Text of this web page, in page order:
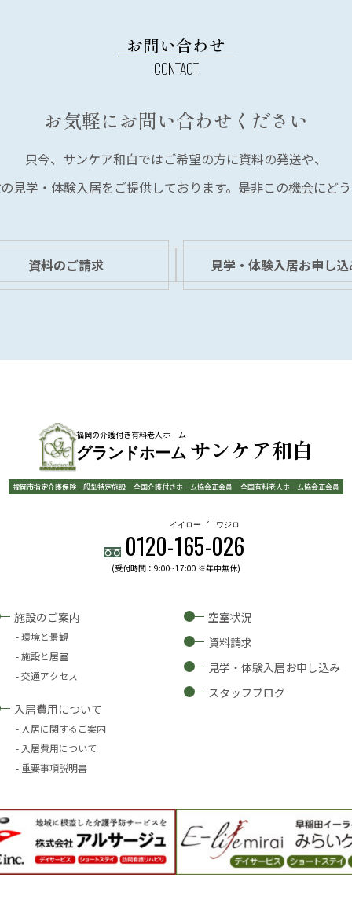
お問い合わせ
お気軽にお問い合わせください
只今、サンケア和白ではご希望の方に資料の発送や、
見学・体験入居を ご提供しております。 是非この機会にど
資料のご請求 見学・体験入居お申し
福岡の介護付き有料老人ホーム
グランドホーム サンケア和白
福岡市指定介護保険一般型特定施設 全国介護付きホーム協会正会員 全国有料老人ホーム協会正会員
0120-165
イイローゴ
-026
ワジロ
(受付時間：9:00~17:00 ※年中無休)
施設のご案内
環境と景観
施設と居室
交通アクセス
入居費用について
入居に関するご案内
入居費用について
重要事項説明書
空室状況
資料請求
見学・体験入居お申し込み
スタッフブログ